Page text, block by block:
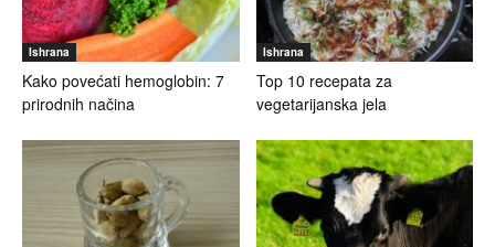
Ishrana
Kako povećati hemoglobin: 7
prirodnih načina
Ishrana
Top 10 recepata za
vegetarijanska jela